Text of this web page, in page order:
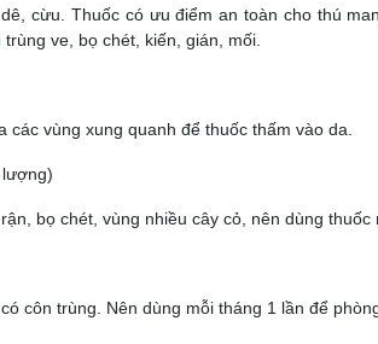
cừu. Thuốc có ưu điểm an toàn cho thú
ve, bọ chét, kiến, gián, mối.
vùng xung quanh để thuốc thấm vào da.
bọ chét, vùng nhiều cây cỏ, nên dùng thuốc
côn trùng. Nên dùng mỗi tháng 1 lần để